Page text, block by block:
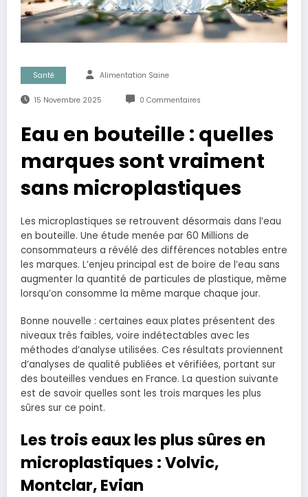
Santé Alimentation Saine
15 Novembre 2025 0 Commentaires
Eau en bouteille : quelles
marques sont vraiment
sans microplastiques
Les microplastiques se retrouvent désormais dans l’eau
en bouteille. Une étude menée par 60 Millions de
consommateurs a révélé des différences notables entre
les marques. L’enjeu principal est de boire de l’eau sans
augmenter la quantité de particules de plastique, même
lorsqu’on consomme la même marque chaque jour.
Bonne nouvelle : certaines eaux plates présentent des
niveaux très faibles, voire indétectables avec les
méthodes d’analyse utilisées. Ces résultats proviennent
d’analyses de qualité publiées et vérifiées, portant sur
des bouteilles vendues en France. La question suivante
est de savoir quelles sont les trois marques les plus
sûres sur ce point.
Les trois eaux les plus sûres en
microplastiques : Volvic,
Montclar, Evian